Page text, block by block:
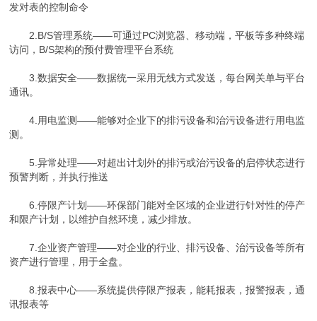
发对表的控制命令
2.B/S管理系统——可通过PC浏览器、移动端，平板等多种终端
访问，B/S架构的预付费管理平台系统
3.数据安全——数据统一采用无线方式发送，每台网关单与平台
通讯。
4.用电监测——能够对企业下的排污设备和治污设备进行用电监
测。
5.异常处理——对超出计划外的排污或治污设备的启停状态进行
预警判断，并执行推送
6.停限产计划——环保部门能对全区域的企业进行针对性的停产
和限产计划，以维护自然环境，减少排放。
7.企业资产管理——对企业的行业、排污设备、治污设备等所有
资产进行管理，用于全盘。
8.报表中心——系统提供停限产报表，能耗报表，报警报表，通
讯报表等